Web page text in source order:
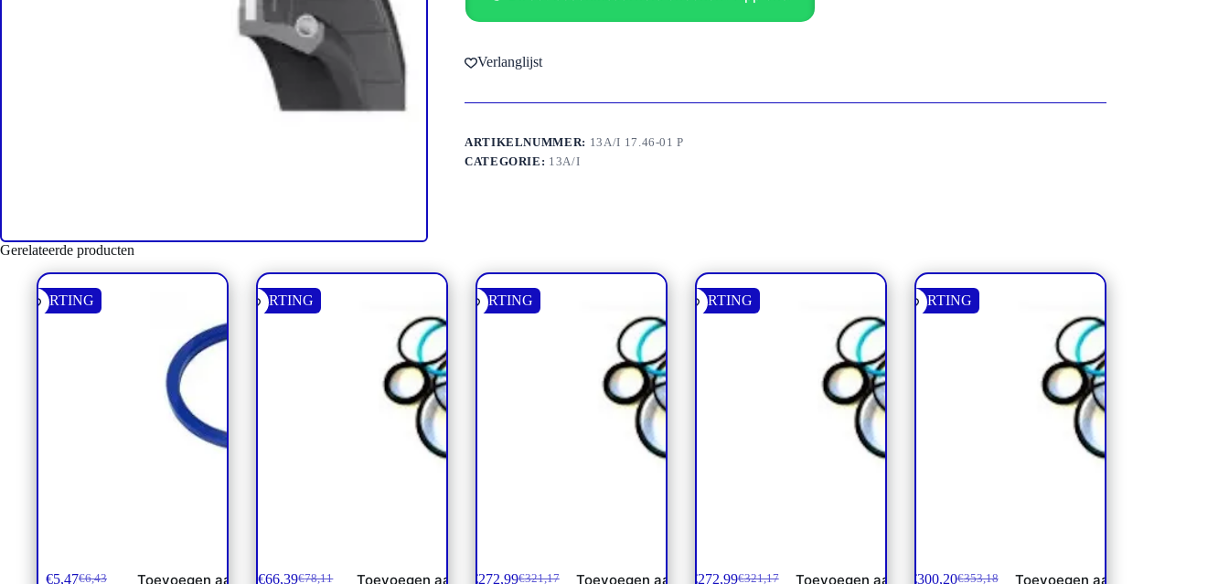
Verlanglijst
ARTIKELNUMMER: 13A/I 17.46-01 P
CATEGORIE: 13A/I
Gerelateerde producten
KORTING
€6,43
€5,47 Toevoegen aan
KORTING
€78,11
€66,39 Toevoegen aan
KORTING
€321,17
€272,99 Toevoegen aan
KORTING
€321,17
€272,99 Toevoegen aan
KORTING
€353,18
€300,20 Toevoegen aan